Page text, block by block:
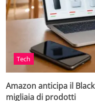
Tech
Amazon anticipa il
migliaia di prodotti